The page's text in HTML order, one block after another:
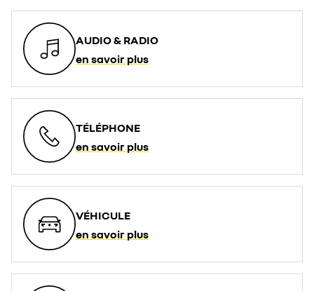
AUDIO & RADIO
en savoir plus
TÉLÉPHONE
en savoir plus
VÉHICULE
en savoir plus